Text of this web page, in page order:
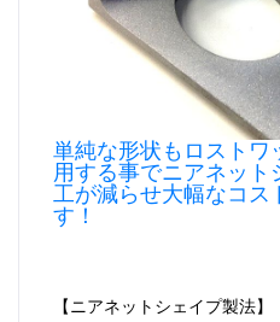
単純な形状もロストワ
用する事でニアネッ
工が減らせ大幅なコス
す！
【ニアネットシェイプ製法】